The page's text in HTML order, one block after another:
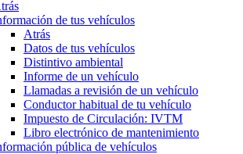
de tus vehículos
Atrás
Datos de tus vehículos
Distintivo ambiental
Informe de un vehículo
Llamadas a revisión de un vehículo
Conductor habitual de tu vehículo
Impuesto de Circulación: IVTM
Libro electrónico de mantenimiento
pública de vehículos